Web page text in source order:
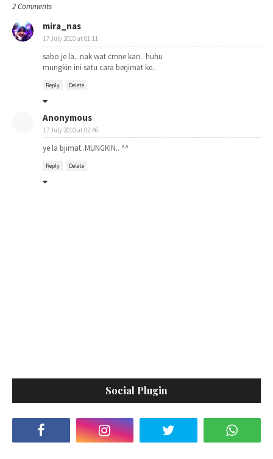
2 Comments
mira_nas
17 July 2010 at 01:11
sabo je la.. nak wat cmne kan.. huhu
mungkin ini satu cara berjimat ke..
Reply Delete
Anonymous
17 July 2010 at 02:46
ye la bjimat..MUNGKIN.. ^^
Reply Delete
Social Plugin